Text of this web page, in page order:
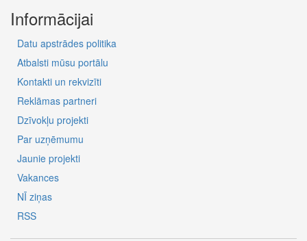
Informācijai
Datu apstrādes politika
Atbalsti mūsu portālu
Kontakti un rekvizīti
Reklāmas partneri
Dzīvokļu projekti
Par uzņēmumu
Jaunie projekti
Vakances
NĪ ziņas
RSS